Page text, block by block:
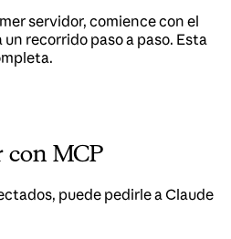
servidor, comience con el
un recorrido paso a paso. Esta
con MCP
puede pedirle a Claude